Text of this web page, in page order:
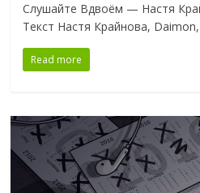
Слушайте Вдвоём — Настя
Текст Настя Крайнова,
Read more